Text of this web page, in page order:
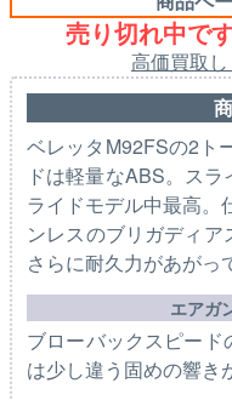
売り切れ中で
高価買取
ベレッタM92FSの2ト
ドは軽量なABS。ス
ライドモデル中最高。
ンレスのブリガディア
さらに耐久力があがっ
エアガ
ブローバックスピード
は少し違う固めの響き